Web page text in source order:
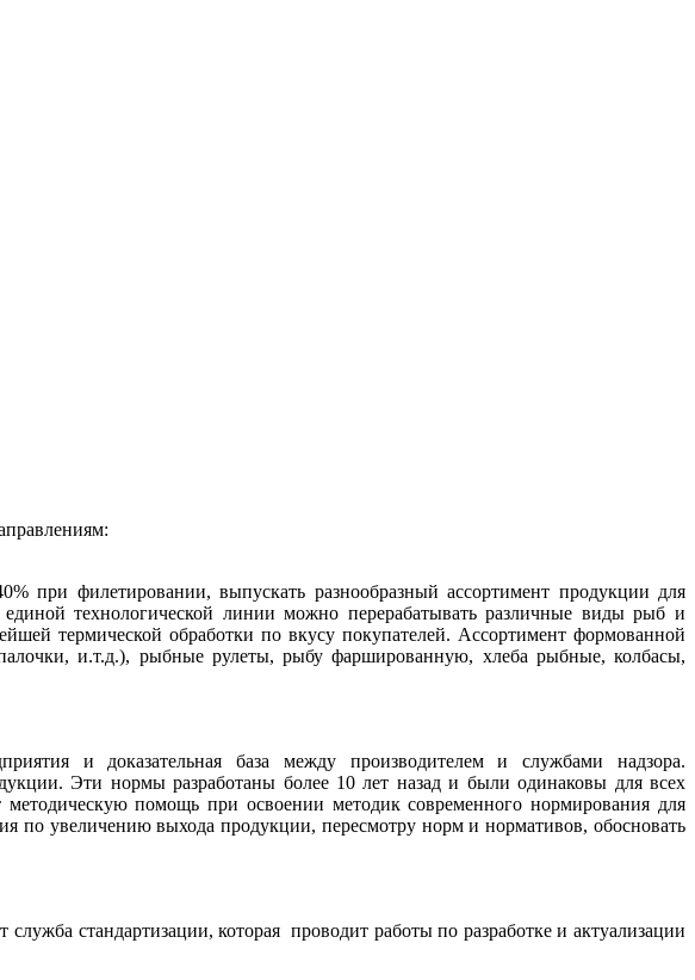
при филетировании, выпускать разнообразный ассортимент продукции для
технологической линии можно перерабатывать различные виды рыб и
термической обработки по вкусу покупателей. Ассортимент формованной
и.т.д.), рыбные рулеты, рыбу фаршированную, хлеба рыбные, колбасы,
и доказательная база между производителем и службами надзора.
Эти нормы разработаны более 10 лет назад и были одинаковы для всех
помощь при освоении методик современного нормирования для
по увеличению выхода продукции, пересмотру норм и нормативов, обосновать
стандартизации, которая проводит работы по разработке и актуализации